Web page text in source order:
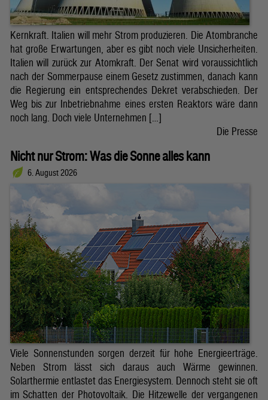
Kernkraft. Italien will mehr Strom produzieren. Die Atombranche
hat große Erwartungen, aber es gibt noch viele Unsicherheiten.
Italien will zurück zur Atomkraft. Der Senat wird voraussichtlich
nach der Sommerpause einem Gesetz zustimmen, danach kann
die Regierung ein entsprechendes Dekret verabschieden. Der
Weg bis zur Inbetriebnahme eines ersten Reaktors wäre dann
noch lang. Doch viele Unternehmen […]
Die Presse
Nicht nur Strom: Was die Sonne alles kann
6. August 2026
Viele Sonnenstunden sorgen derzeit für hohe Energieerträge.
Neben Strom lässt sich daraus auch Wärme gewinnen.
Solarthermie entlastet das Energiesystem. Dennoch steht sie oft
im Schatten der Photovoltaik. Die Hitzewelle der vergangenen